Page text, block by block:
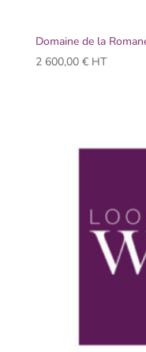
Domaine de la
2 600,00 € HT